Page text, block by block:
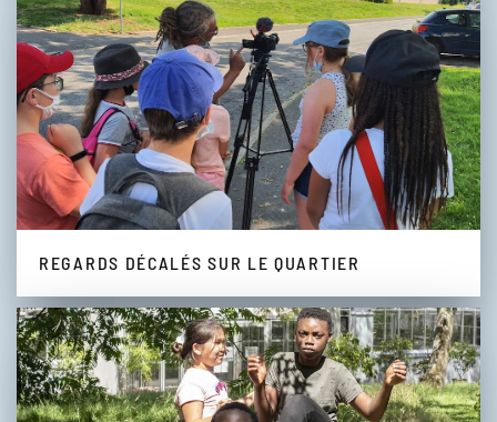
REGARDS DÉCALÉS SUR LE QUARTIER